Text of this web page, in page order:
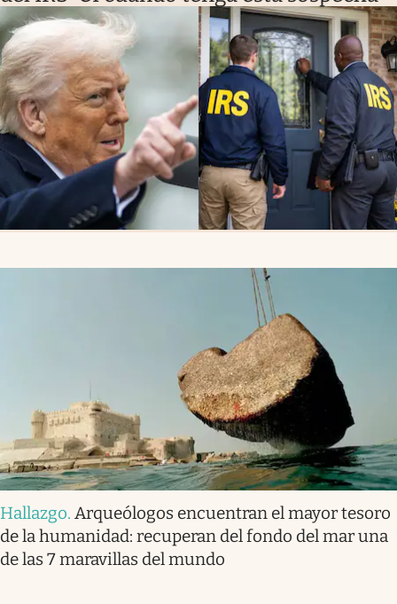
Hallazgo. Arqueólogos encuentran el mayor tesoro
de la humanidad: recuperan del fondo del mar una
de las 7 maravillas del mundo